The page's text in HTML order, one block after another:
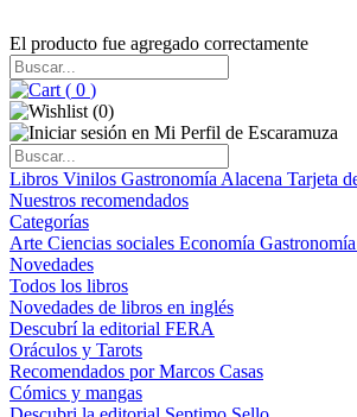
El producto fue agregado correctamente
( 0 )
(0)
Libros Vinilos Gastronomía Alacena Tarjeta
Nuestros recomendados
Categorías
Arte Ciencias sociales Economía Gastronomía
Novedades
Todos los libros
Novedades de libros en inglés
Descubrí la editorial FERA
Oráculos y Tarots
Recomendados por Marcos Casas
Cómics y mangas